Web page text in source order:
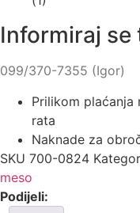
Informiraj se
099/370-7355 (Igor)
Prilikom plaćanja
rata
Naknade za
SKU 700-0824
meso
Podijeli: